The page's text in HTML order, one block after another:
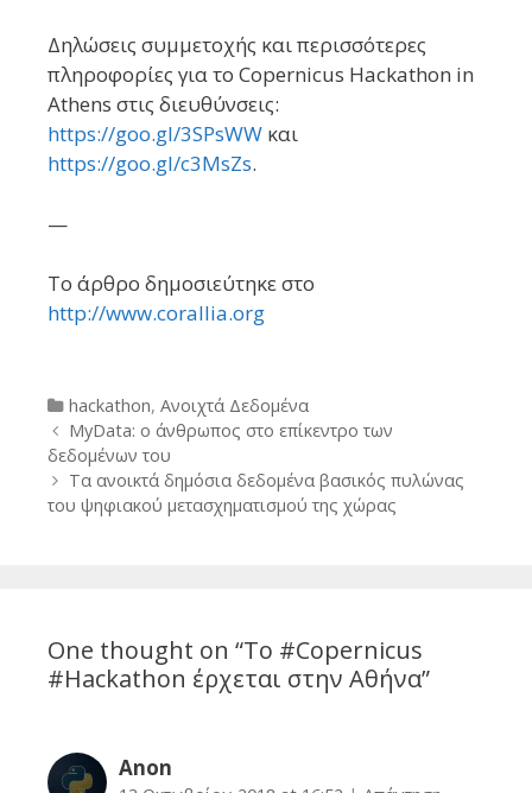
Δηλώσεις συμμετοχής και περισσότερες
πληροφορίες για το Copernicus Hackathon in
Athens στις διευθύνσεις:
https://goo.gl/3SPsWW και
https://goo.gl/c3MsZs.
—
To άρθρο δημοσιεύτηκε στο
http://www.corallia.org
Categories
hackathon, Ανοιχτά Δεδομένα
Post
navigation
MyData: ο άνθρωπος στο επίκεντρο των
δεδομένων του
Τα ανοικτά δημόσια δεδομένα βασικός πυλώνας
του ψηφιακού μετασχηματισμού της χώρας
One thought on “Το #Copernicus
#Hackathon έρχεται στην Αθήνα”
Anon